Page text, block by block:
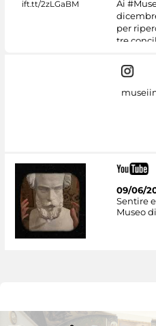
Ai
per
tre
09/06/
Sentire
Museo